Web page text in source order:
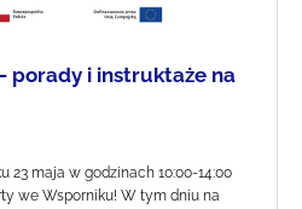
porady i instruktaże na
23 maja w godzinach 10:00-14:00
we Wsporniku! W tym dniu na